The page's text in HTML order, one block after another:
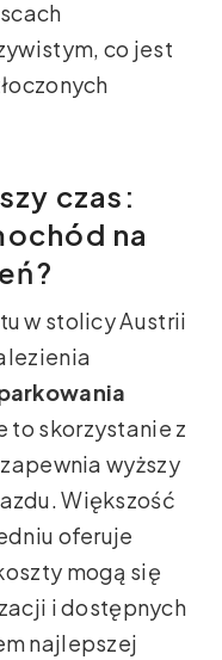
co jest
czas:
na
w stolicy Austrii
to skorzystanie z
wyższy
Większość
oferuje
mogą się
i dostępnych
najlepszej